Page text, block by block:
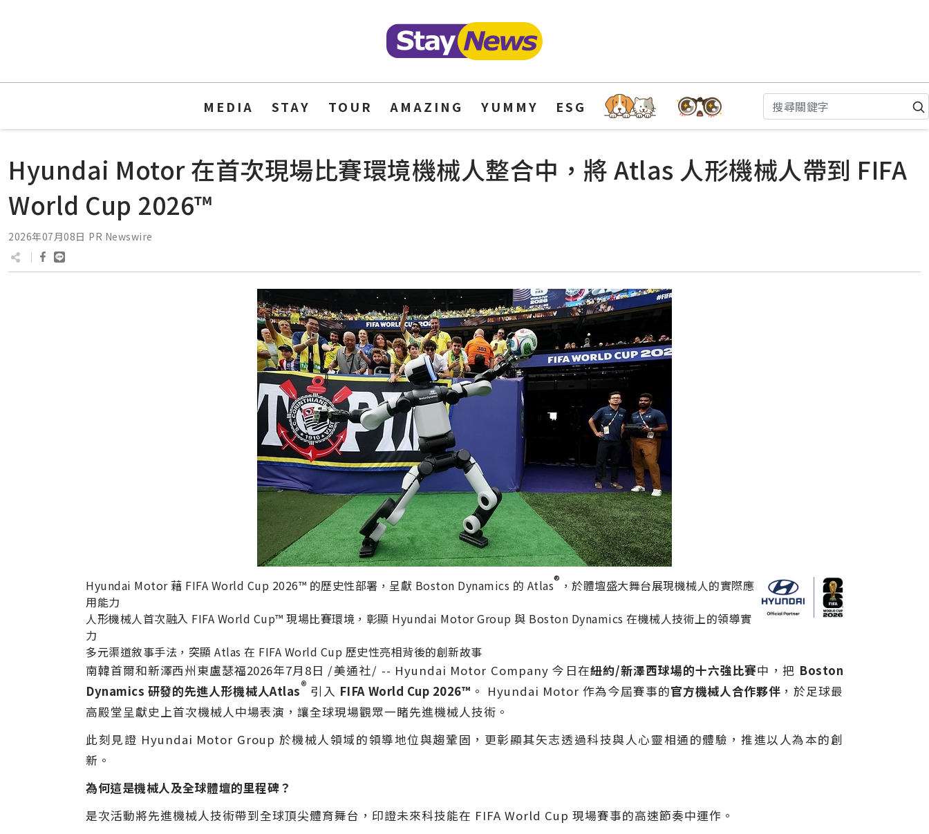
MEDIA STAY TOUR AMAZING YUMMY ESG
Hyundai Motor 在首次現場比賽環境機械人整合中，將 Atlas 人形機械人帶到 FIFA
World Cup 2026™
2026年07月08日 PR Newswire
Hyundai Motor 藉 FIFA World Cup 2026™ 的歷史性部署，呈獻 Boston Dynamics 的 Atlas® ，於體壇盛大舞台展現機械人的實際應
用能力
人形機械人首次融入 FIFA World Cup™ 現場比賽環境，彰顯 Hyundai Motor Group 與 Boston Dynamics 在機械人技術上的領導實
力
多元渠道敘事手法，突顯 Atlas 在 FIFA World Cup 歷史性亮相背後的創新故事
南韓首爾和新澤西州東盧瑟福2026年7月8日 /美通社/ -- Hyundai Motor Company 今日在紐約/新澤西球場的十六強比賽中，把 Boston
Dynamics 研發的先進人形機械人Atlas® 引入 FIFA World Cup 2026™ 。 Hyundai Motor 作為今屆賽事的官方機械人合作夥伴 ，於足球最
高殿堂呈獻史上首次機械人中場表演，讓全球現場觀眾一睹先進機械人技術。
此刻見證 Hyundai Motor Group 於機械人領域的領導地位與趨鞏固，更彰顯其矢志透過科技與人心靈相通的體驗，推進以人為本的創
新。
為何這是機械人及全球體壇的里程碑？
是次活動將先進機械人技術帶到全球頂尖體育舞台，印證未來科技能在 FIFA World Cup 現場賽事的高速節奏中運作。